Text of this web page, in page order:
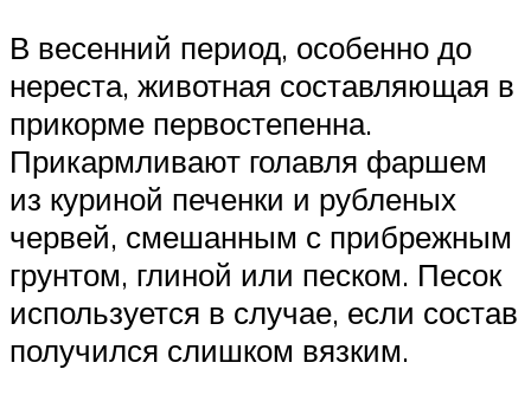
В весенний период, особенно до
нереста, животная составляющая в
прикорме первостепенна.
Прикармливают голавля фаршем
из куриной печенки и рубленых
червей, смешанным с прибрежным
грунтом, глиной или песком. Песок
используется в случае, если состав
получился слишком вязким.